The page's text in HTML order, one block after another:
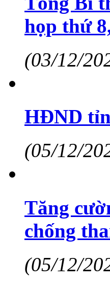
họp thứ
(03/12/
HĐND
(05/12/
Tăng
chống
(05/12/